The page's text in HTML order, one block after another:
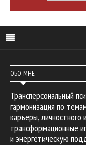
ОБО МНЕ
Трансперсональный
гармонизация по
карьеры, личностного
трансформационные
и энергетическую